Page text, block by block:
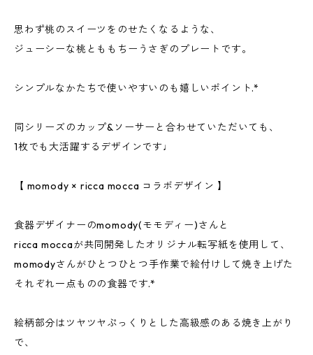
思わず桃のスイーツをのせたくなるような、
ジューシーな桃とももちーうさぎのプレートです。
シンプルなかたちで使いやすいのも嬉しいポイント.*
同シリーズのカップ&ソーサーと合わせていただいても、
1枚でも大活躍するデザインです♩
【 momody × ricca mocca コラボデザイン 】
食器デザイナーのmomody(モモディー)さんと
ricca moccaが共同開発したオリジナル転写紙を使用して、
momodyさんがひとつひとつ手作業で絵付けして焼き上げた
それぞれ一点ものの食器です.*
絵柄部分はツヤツヤぷっくりとした高級感のある焼き上がり
で、